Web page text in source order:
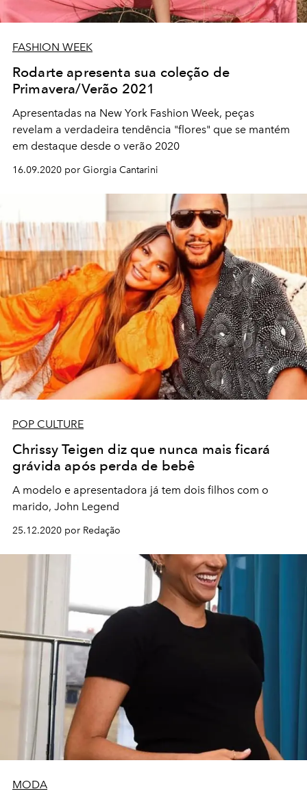
FASHION WEEK
Rodarte apresenta sua coleção de
Primavera/Verão 2021
Apresentadas na New York Fashion Week, peças
revelam a verdadeira tendência "flores" que se mantém
em destaque desde o verão 2020
16.09.2020 por Giorgia Cantarini
POP CULTURE
Chrissy Teigen diz que nunca mais ficará
grávida após perda de bebê
A modelo e apresentadora já tem dois filhos com o
marido, John Legend
25.12.2020 por Redação
MODA